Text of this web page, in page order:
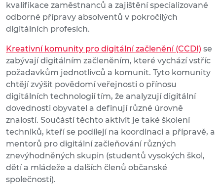
kvalifikace zaměstnanců a zajištění specializované
odborné přípravy absolventů v pokročilých
digitálních profesích.
Kreativní komunity pro digitální začlenění (CCDI) se
zabývají digitálním začleněním, které vychází vstříc
požadavkům jednotlivců a komunit. Tyto komunity
chtějí zvýšit povědomí veřejnosti o přínosu
digitálních technologií tím, že analyzují digitální
dovednosti obyvatel a definují různé úrovně
znalostí. Součástí těchto aktivit je také školení
techniků, kteří se podílejí na koordinaci a přípravě, a
mentorů pro digitální začleňování různých
znevýhodněných skupin (studentů vysokých škol,
dětí a mládeže a dalších členů občanské
společnosti).